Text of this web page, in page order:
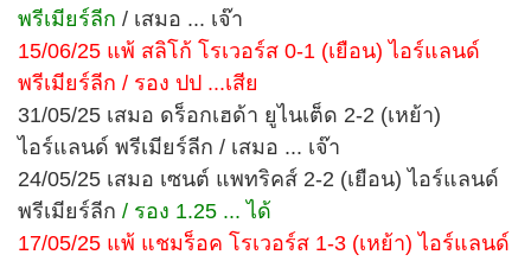
พรีเมียร์ลีก / เสมอ ... เจ๊า
15/06/25 แพ้ สลิโก้ โรเวอร์ส 0-1 (เยือน) ไอร์แลนด์
พรีเมียร์ลีก / รอง ปป ...เสีย
31/05/25 เสมอ ดร็อกเฮด้า ยูไนเต็ด 2-2 (เหย้า)
ไอร์แลนด์ พรีเมียร์ลีก / เสมอ ... เจ๊า
24/05/25 เสมอ เซนต์ แพทริคส์ 2-2 (เยือน) ไอร์แลนด์
พรีเมียร์ลีก / รอง 1.25 ... ได้
17/05/25 แพ้ แชมร็อค โรเวอร์ส 1-3 (เหย้า) ไอร์แลนด์